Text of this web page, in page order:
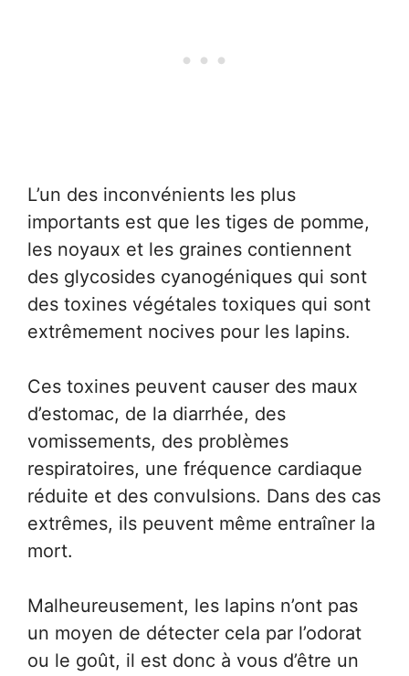
L’un des inconvénients les plus
importants est que les tiges de pomme,
les noyaux et les graines contiennent
des glycosides cyanogéniques qui sont
des toxines végétales toxiques qui sont
extrêmement nocives pour les lapins.
Ces toxines peuvent causer des maux
d’estomac, de la diarrhée, des
vomissements, des problèmes
respiratoires, une fréquence cardiaque
réduite et des convulsions. Dans des cas
extrêmes, ils peuvent même entraîner la
mort.
Malheureusement, les lapins n’ont pas
un moyen de détecter cela par l’odorat
ou le goût, il est donc à vous d’être un